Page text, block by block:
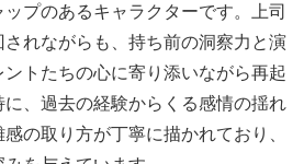
プのあるキャラクターです。上司
れながらも、持ち前の洞察力と演
トたちの心に寄り添いながら再起
、過去の経験からくる感情の揺れ
の取り方が丁寧に描かれており、